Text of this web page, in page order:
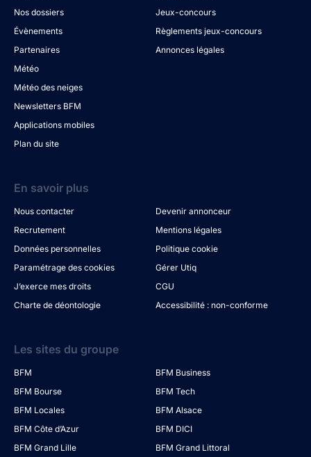
Nos dossiers
Évènements
Partenaires
Météo
Météo des neiges
Newsletters BFM
Applications mobiles
Plan du site
Jeux-concours
Règlements jeux-concours
Annonces légales
En savoir plus
Nous contacter
Devenir annonceur
Recrutement
Mentions légales
Données personnelles
Politique cookie
Paramétrage des cookies
Gérer Utiq
J’exerce mes droits
CGU
Charte de déontologie
Accessibilité : non-conforme
Les sites du groupe
BFM
BFM Business
BFM Bourse
BFM Tech
BFM Locales
BFM Alsace
BFM Côte d’Azur
BFM DICI
BFM Grand Lille
BFM Grand Littoral